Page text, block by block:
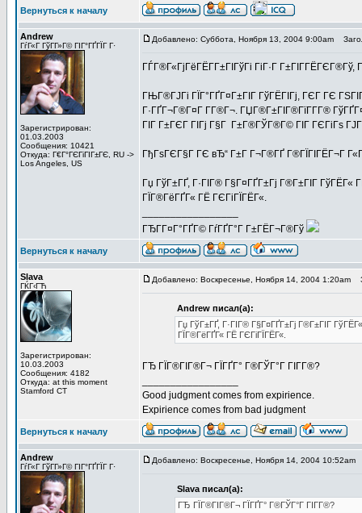
Вернуться к началу
Andrew
ГѓГ«Г ГўГ­Г»Г© ГІГ°ГҐГЇГ Г·
Зарегистрирован:
01.03.2003
Сообщения: 10421
Откуда: Г€Г°ГЄГіГІГ±ГЄ, RU ->
Los Angeles, US
Добавлено: Суббота, Ноября 13, 2004 9:00am
ГЃГ®Г«ГјГёГЁГ­Г±ГІГўГі ГіГ·Г
ГЊГ®ГЈГі ГЇГ°ГҐГ¤Г±ГІГ ГўГЁГІГј, ГЄГ ГЄ
Г·ГҐГ¬Г®Г¤Г Г­Г®Г¬. ГЏГ®Г±ГІГ®ГїГ­Г­Г®
ГІГ Г±ГЄГ ГІГј Г§Г Г±Г®ГЎГ®Г© ГІГ ГЄГіГѕ
ГђГѕГЄГ§Г ГЄ вЂ“ Г±Г Г¬Г®ГҐ Г®ГЇГІГЁГ¬Г
Гџ ГўГ±ГҐ, Г·ГІГ® Г§Г¤ГҐГ±Гј Г®Г±ГІГ ГўГЁГ«
ГЇГ®ГёГҐГ« ГЁ ГЄГіГЇГЁГ«.
ГЂГ­Г¤Г°ГҐГ© ГѓГҐГ°Г Г±ГЁГ¬Г®Гў
Вернуться к началу
Slava
ГЌГ‹ГЋ
Зарегистрирован:
10.03.2003
Сообщения: 4182
Откуда: at this moment
Stamford CT
Добавлено: Воскресенье, Ноября 14, 2004 1:20am
Andrew писал(а):
Гџ ГўГ±ГҐ, Г·ГІГ® Г§Г¤ГҐГ±Гј Г®Г±ГІГ
ГЇГ®ГёГҐГ« ГЁ ГЄГіГЇГЁГ«.
ГЂ ГЇГ®ГІГ®Г¬ ГЇГҐГ° Г®ГЎГ°Г ГІГ­Г®?
Good judgment comes from expirience.
Expirience comes from bad judgment
Вернуться к началу
Andrew
ГѓГ«Г ГўГ­Г»Г© ГІГ°ГҐГЇГ Г·
Добавлено: Воскресенье, Ноября 14, 2004 10:52am
Slava писал(а):
ГЂ ГЇГ®ГІГ®Г¬ ГЇГҐГ° Г®ГЎГ°Г ГІГ­Г®?